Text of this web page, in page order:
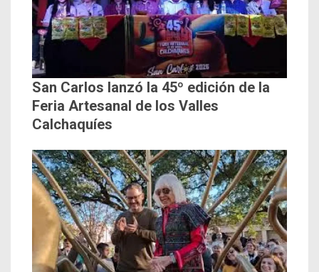
San Carlos lanzó la 45º edición de la
Feria Artesanal de los Valles
Calchaquíes